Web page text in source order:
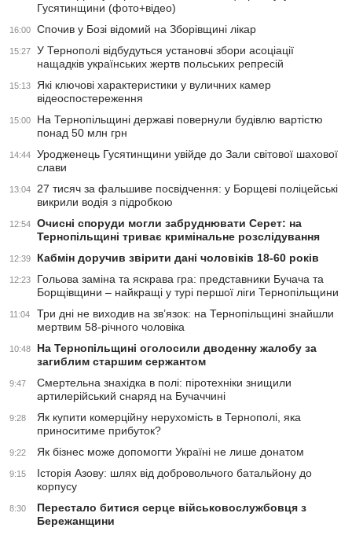
Гусятинщини (фото+відео)
16:00 Спочив у Бозі відомий на Зборівщині лікар
15:27
У Тернополі відбудуться установчі збори асоціації
нащадків українських жертв польських репресій
15:13
Які ключові характеристики у вуличних камер
відеоспостереження
15:00
На Тернопільщині державі повернули будівлю вартістю
понад 50 млн грн
14:44
Уродженець Гусятинщини увійде до Зали світової шахової
слави
13:04
27 тисяч за фальшиве посвідчення: у Борщеві поліцейські
викрили водія з підробкою
12:54
Очисні споруди могли забруднювати Серет: на
Тернопільщині триває кримінальне розслідування
12:39 Кабмін доручив звірити дані чоловіків 18-60 років
12:23
Гольова заміна та яскрава гра: представники Бучача та
Борщівщини – найкращі у турі першої ліги Тернопільщини
11:04
Три дні не виходив на зв’язок: на Тернопільщині знайшли
мертвим 58-річного чоловіка
10:48
На Тернопільщині оголосили дводенну жалобу за
загиблим старшим сержантом
9:47
Смертельна знахідка в полі: піротехніки знищили
артилерійський снаряд на Бучаччині
9:28
Як купити комерційну нерухомість в Тернополі, яка
приноситиме прибуток?
9:22 Як бізнес може допомогти Україні не лише донатом
9:15
Історія Азову: шлях від добровольчого батальйону до
корпусу
8:30
Перестало битися серце військовослужбовця з
Бережанщини